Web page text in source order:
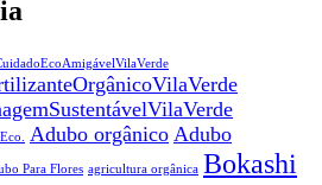
Adubo orgânico Adubo
Para Flores agricultura orgânica Bokashi